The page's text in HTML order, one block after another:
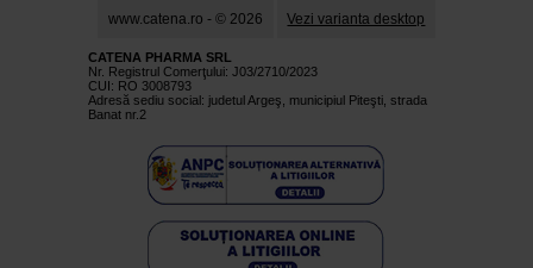
www.catena.ro - © 2026 Vezi varianta desktop
CATENA PHARMA SRL
Nr. Registrul Comerţului: J03/2710/2023
CUI: RO 3008793
Adresă sediu social: judetul Argeş, municipiul Piteşti, strada
Banat nr.2